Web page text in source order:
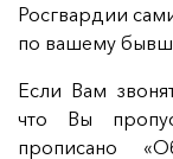
Росгвардии
по вашему
Если Вам
что Вы
прописано